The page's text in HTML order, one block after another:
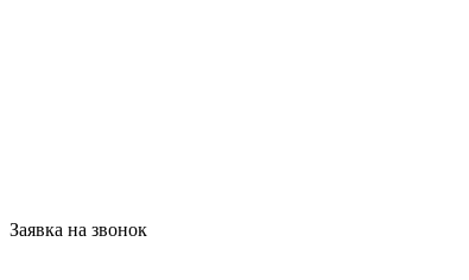
Заявка на звонок